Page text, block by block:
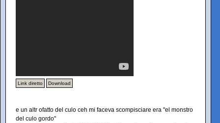
Link diretto Download
e un altr ofatto del culo ceh mi faceva scompisciare era "el monstro
del culo gordo"